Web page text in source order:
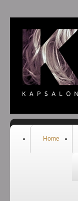
Home